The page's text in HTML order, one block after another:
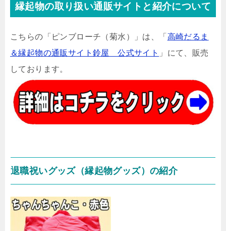
縁起物の取り扱い通販サイトと紹介について
こちらの「ピンブローチ（菊水）」は、「 高崎だるま
＆縁起物の通販サイト鈴屋 公式サイト 」にて、販売
しております。
退職祝いグッズ（縁起物グッズ）の紹介